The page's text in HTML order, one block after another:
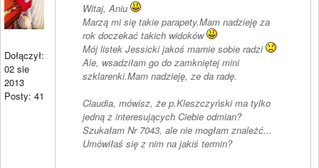
Dołączył:
02 sie
2013
Posty: 41
Witaj, Aniu
Marzą mi się takie parapety.Mam nadzieję za
rok doczekać takich widoków
Mój listek Jessicki jakoś marnie sobie radzi
Ale, wsadziłam go do zamkniętej mini
szklarenki.Mam nadzieję, ze da radę.
Claudia, mówisz, że p.Kleszczyński ma tylko
jedną z interesujących Ciebie odmian?
Szukałam Nr 7043, ale nie mogłam znależć...
Umówiłaś się z nim na jakiś termin?